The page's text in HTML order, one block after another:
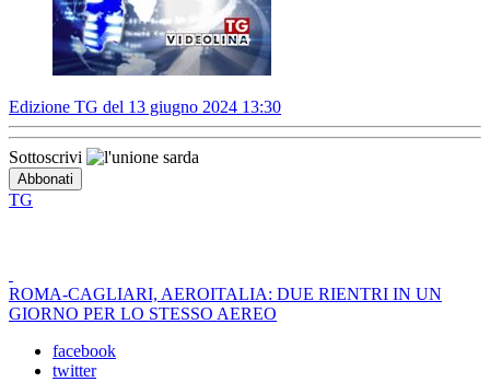
Edizione TG del 13 giugno 2024 13:30
Sottoscrivi
TG
ROMA-CAGLIARI, AEROITALIA: DUE RIENTRI IN UN
GIORNO PER LO STESSO AEREO
facebook
twitter